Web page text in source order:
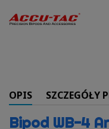
OPIS SZCZEGÓŁY
Bipod WB-4